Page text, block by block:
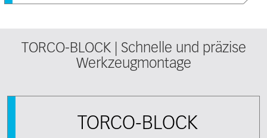
TORCO-BLOCK | Schnelle und präzise
Werkzeugmontage
TORCO-BLOCK